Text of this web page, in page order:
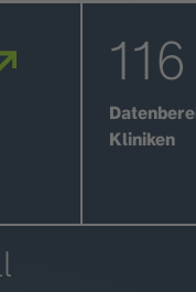
116
Kliniken